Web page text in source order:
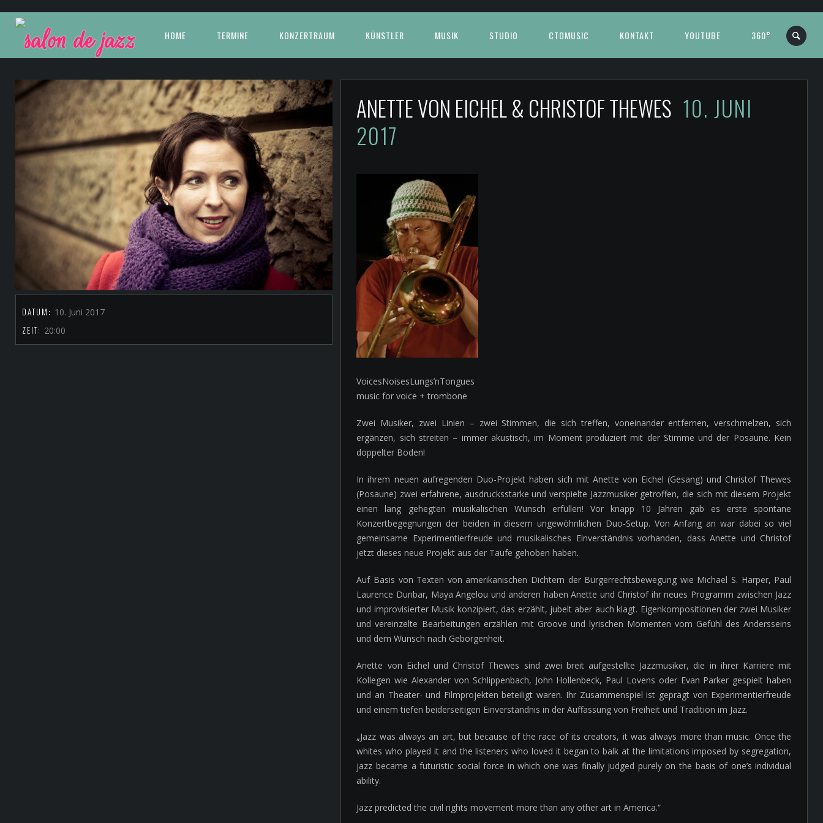
HOME TERMINE KONZERTRAUM KÜNSTLER MUSIK STUDIO CTOMUSIC KONTAKT YOUTUBE 360°
DATUM: 10. Juni 2017
ZEIT: 20:00
ANETTE VON EICHEL & CHRISTOF THEWES 10. JUNI
2017
VoicesNoisesLungs’nTongues
music for voice + trombone
Zwei Musiker, zwei Linien – zwei Stimmen, die sich treffen, voneinander entfernen, verschmelzen, sich
ergänzen, sich streiten – immer akustisch, im Moment produziert mit der Stimme und der Posaune. Kein
doppelter Boden!
In ihrem neuen aufregenden Duo-Projekt haben sich mit Anette von Eichel (Gesang) und Christof Thewes
(Posaune) zwei erfahrene, ausdrucksstarke und verspielte Jazzmusiker getroffen, die sich mit diesem Projekt
einen lang gehegten musikalischen Wunsch erfüllen! Vor knapp 10 Jahren gab es erste spontane
Konzertbegegnungen der beiden in diesem ungewöhnlichen Duo-Setup. Von Anfang an war dabei so viel
gemeinsame Experimentierfreude und musikalisches Einverständnis vorhanden, dass Anette und Christof
jetzt dieses neue Projekt aus der Taufe gehoben haben.
Auf Basis von Texten von amerikanischen Dichtern der Bürgerrechtsbewegung wie Michael S. Harper, Paul
Laurence Dunbar, Maya Angelou und anderen haben Anette und Christof ihr neues Programm zwischen Jazz
und improvisierter Musik konzipiert, das erzählt, jubelt aber auch klagt. Eigenkompositionen der zwei Musiker
und vereinzelte Bearbeitungen erzählen mit Groove und lyrischen Momenten vom Gefühl des Andersseins
und dem Wunsch nach Geborgenheit.
Anette von Eichel und Christof Thewes sind zwei breit aufgestellte Jazzmusiker, die in ihrer Karriere mit
Kollegen wie Alexander von Schlippenbach, John Hollenbeck, Paul Lovens oder Evan Parker gespielt haben
und an Theater- und Filmprojekten beteiligt waren. Ihr Zusammenspiel ist geprägt von Experimentierfreude
und einem tiefen beiderseitigen Einverständnis in der Auffassung von Freiheit und Tradition im Jazz.
„Jazz was always an art, but because of the race of its creators, it was always more than music. Once the
whites who played it and the listeners who loved it began to balk at the limitations imposed by segregation,
jazz became a futuristic social force in which one was finally judged purely on the basis of one’s individual
ability.
Jazz predicted the civil rights movement more than any other art in America.“